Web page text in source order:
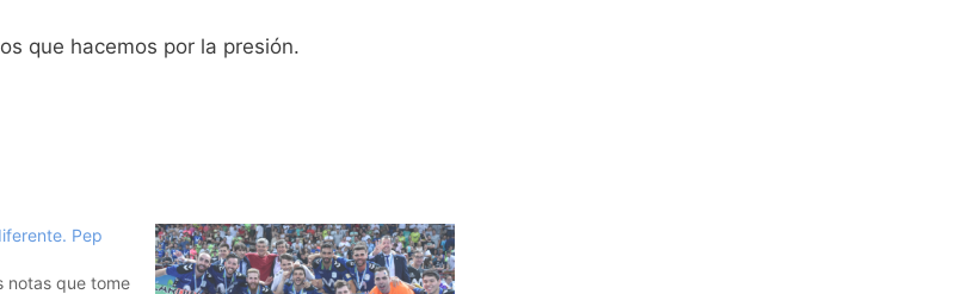
que hacemos por la presión.
Pep
notas que tome